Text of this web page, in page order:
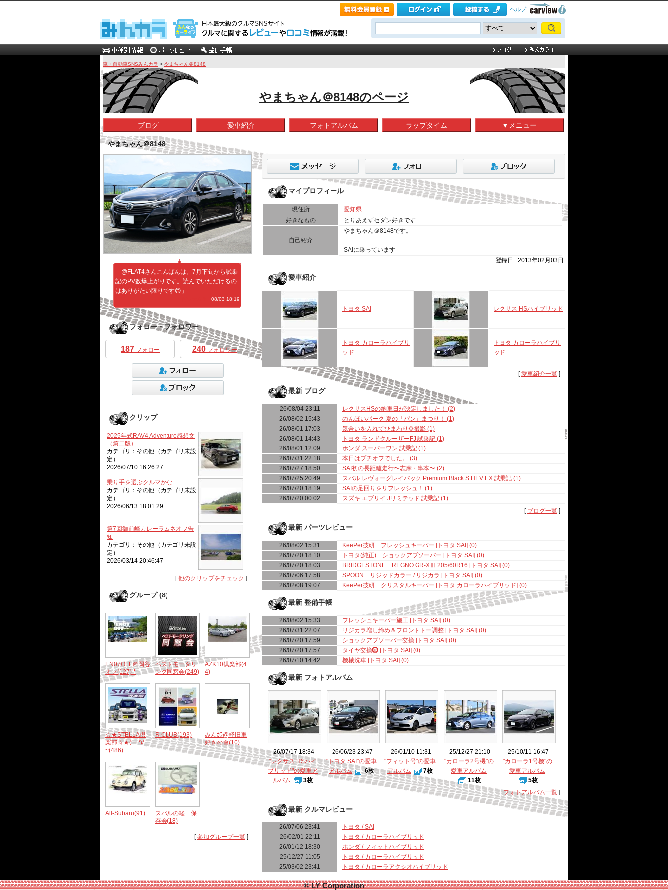
ヘルプ
車・自動車SNSみんカラ > やまちゃん＠8148
やまちゃん＠8148のページ
ブログ 愛車紹介 フォトアルバム ラップタイム ▼メニュー
やまちゃん＠8148
「@FLAT4さんこんばんは。7月下旬から試乗
記のPV数爆上がりです。読んでいただけるの
はありがたい限りです😊」
08/03 18:19
フォロー・フォロワー
187 フォロー 240 フォロワー
クリップ
2025年式RAV4 Adventure感想文
（第二版）
カテゴリ：その他（カテゴリ未設
定）
2026/07/10 16:26:27
乗り手を選ぶクルマかな
カテゴリ：その他（カテゴリ未設
定）
2026/06/13 18:01:29
第7回御前崎カレーラムネオフ告
知
カテゴリ：その他（カテゴリ未設
定）
2026/03/14 20:46:47
[他のクリップをチェック ]
グループ (8)
EN07OFF＠岡谷
オフ(127)*
ベストモータリ
ング同窓会(249)
AZK10倶楽部(4
4)
☆★STELLA倶
楽部☆★(‘ー‘)/~
~(486)
R CLUB(193)
みんｶﾗ@軽旧車
好きの會(16)
All-Subaru(91)
スバルの軽 保
存会(18)
[参加グループ一覧 ]
マイプロフィール
現住所
愛知県
好きなもの
とりあえずセダン好きです
自己紹介
やまちゃん＠8148です。
SAIに乗っています
登録日 : 2013年02月03日
愛車紹介
トヨタ SAI レクサス HSハイブリッド
トヨタ カローラハイブリ
ッド
トヨタ カローラハイブリ
ッド
[愛車紹介一覧 ]
最新 ブログ
26/08/04 23:11
レクサスHSの納車日が決定しました！ (2)
26/08/02 15:43
のんほいパーク 夏の「パン」まつり！ (1)
26/08/01 17:03
気合いを入れてひまわり🌻撮影 (1)
26/08/01 14:43
トヨタ ランドクルーザーFJ 試乗記 (1)
26/08/01 12:09
ホンダ スーパーワン 試乗記 (1)
26/07/31 22:18
本日はプチオフでした。 (3)
26/07/27 18:50
SAI初の長距離走行〜志摩・串本〜 (2)
26/07/25 20:49
スバル レヴォーグレイバック Premium Black S:HEV EX 試乗記 (1)
26/07/20 18:19
SAIの足回りをリフレッシュ！ (1)
26/07/20 00:02
スズキ エブリイ Jリミテッド 試乗記 (1)
[ ブログ一覧 ]
最新 パーツレビュー
26/08/02 15:31
KeePer技研 フレッシュキーパー [トヨタ SAI] (0)
26/07/20 18:10
トヨタ(純正) ショックアブソーバー [トヨタ SAI] (0)
26/07/20 18:03
BRIDGESTONE REGNO GR-XⅢ 205/60R16 [トヨタ SAI] (0)
26/07/06 17:58
SPOON リジッドカラー / リジカラ [トヨタ SAI] (0)
26/02/08 19:07
KeePer技研 クリスタルキーパー [トヨタ カローラハイブリッド] (0)
最新 整備手帳
26/08/02 15:33
フレッシュキーパー施工 [トヨタ SAI] (0)
26/07/31 22:07
リジカラ増し締め＆フロントトー調整 [トヨタ SAI] (0)
26/07/20 17:59
ショックアブソーバー交換 [トヨタ SAI] (0)
26/07/20 17:57
タイヤ交換🛞 [トヨタ SAI] (0)
26/07/10 14:42
機械洗車 [トヨタ SAI] (0)
最新 フォトアルバム
26/07/17 18:34
"レクサス HSハイ
ブリッド"の愛車ア
ルバム
3枚
26/06/23 23:47
"トヨタ SAI"の愛車
アルバム
6枚
26/01/10 11:31
"フィット号"の愛車
アルバム
7枚
25/12/27 21:10
"カローラ2号機"の
愛車アルバム
11枚
25/10/11 16:47
"カローラ1号機"の
愛車アルバム
5枚
[ フォトアルバム一覧 ]
最新 クルマレビュー
26/07/06 23:41
トヨタ / SAI
26/02/01 22:11
トヨタ / カローラハイブリッド
26/01/12 18:30
ホンダ / フィットハイブリッド
25/12/27 11:05
トヨタ / カローラハイブリッド
25/03/02 23:41
トヨタ / カローラアクシオハイブリッド
© LY Corporation